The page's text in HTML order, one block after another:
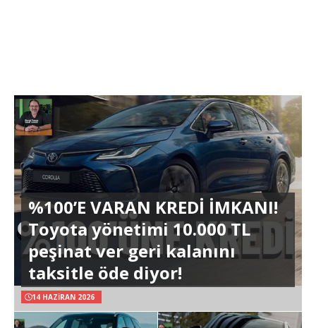
%100’E VARAN KREDİ İMKANI!
Toyota yönetimi 10.000 TL
peşinat ver geri kalanını
taksitle öde diyor!
14 HAZIRAN 2026